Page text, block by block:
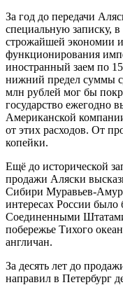
За год до передачи
специальную записку, в
строжайшей экономии
функционирования
иностранный заем по
нижний предел суммы
млн рублей мог бы
государство ежегодно
Американской
от этих расходов. От
копейки.
Ещё до исторической
продажи Аляски
Сибири Муравьев-
интересах России
Соединенными
побережье Тихого
англичан.
За десять лет до
направил в Петербург